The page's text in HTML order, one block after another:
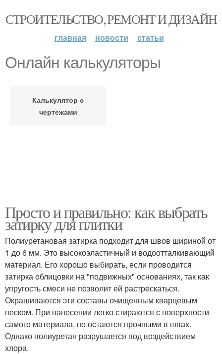
СТРОИТЕЛЬСТВО, РЕМОНТ И ДИЗАЙН
главная новости статьи
Онлайн калькуляторы
Калькулятор с
чертежами
Просто и правильно: как выбрать
затирку для плитки
Полиуретановая затирка подходит для швов шириной от
1 до 6 мм. Это высокоэластичный и водоотталкивающий
материал. Его хорошо выбирать, если проводится
затирка облицовки на "подвижных" основаниях, так как
упругость смеси не позволит ей растрескаться.
Окрашиваются эти составы очищенным кварцевым
песком. При нанесении легко стираются с поверхности
самого материала, но остаются прочными в швах.
Однако полиуретан разрушается под воздействием
хлора.